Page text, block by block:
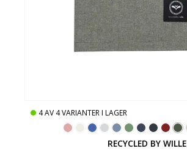
4AV 4VARIANTER I LAGER
RECYCLED BY WILLE